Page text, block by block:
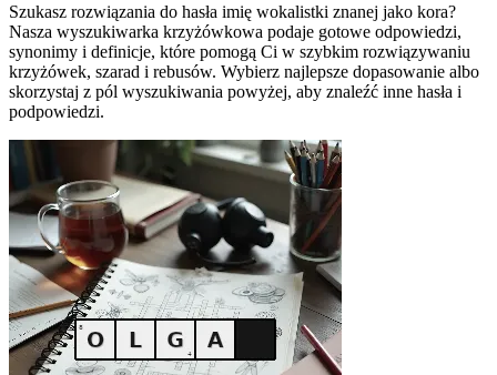
Szukasz rozwiązania do hasła imię wokalistki znanej jako kora?
Nasza wyszukiwarka krzyżówkowa podaje gotowe odpowiedzi,
synonimy i definicje, które pomogą Ci w szybkim rozwiązywaniu
krzyżówek, szarad i rebusów. Wybierz najlepsze dopasowanie albo
skorzystaj z pól wyszukiwania powyżej, aby znaleźć inne hasła i
podpowiedzi.